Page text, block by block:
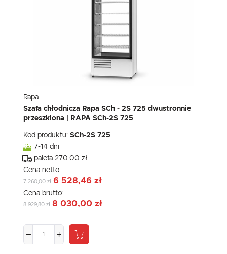
Rapa
Szafa chłodnicza Rapa SCh - 2S 725 dwustronnie
przeszklona | RAPA SCh-2S 725
Kod produktu: SCh-2S 725
7-14 dni
paleta 270.00 zł
Cena netto:
7 260,00 zł 6 528,46 zł
Cena brutto:
8 929,80 zł 8 030,00 zł